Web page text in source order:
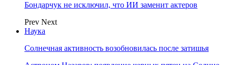
Бондарчук не исключил, что ИИ заменит актеров
Prev Next
Наука
Солнечная активность возобновилась после затишья